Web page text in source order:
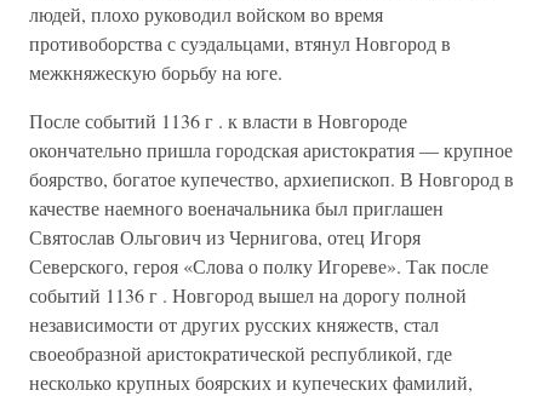
людей, плохо руководил войском во время
противоборства с суэдальцами, втянул Новгород в
межкняжескую борьбу на юге.
После событий 1136 г . к власти в Новгороде
окончательно пришла городская аристократия — крупное
боярство, богатое купечество, архиепископ. В Новгород в
качестве наемного военачальника был приглашен
Святослав Ольгович из Чернигова, отец Игоря
Северского, героя «Слова о полку Игореве». Так после
событий 1136 г . Новгород вышел на дорогу полной
независимости от других русских княжеств, стал
своеобразной аристократической республикой, где
несколько крупных боярских и купеческих фамилий,